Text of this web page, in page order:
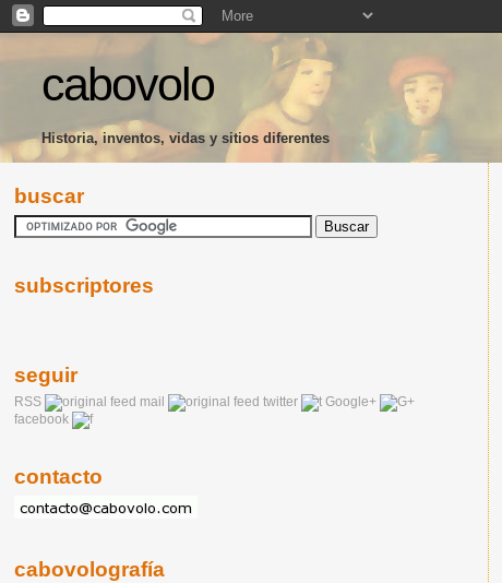
cabovolo
Historia, inventos, vidas y sitios diferentes
buscar
subscriptores
seguir
RSS mail twitter
Google+
facebook
contacto
cabovolografía